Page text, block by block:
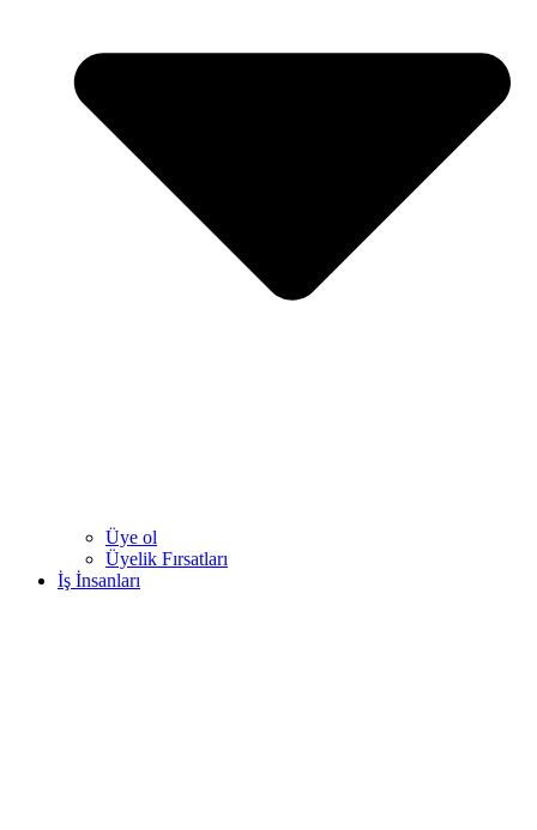
Üye ol
Üyelik Fırsatları
İş İnsanları